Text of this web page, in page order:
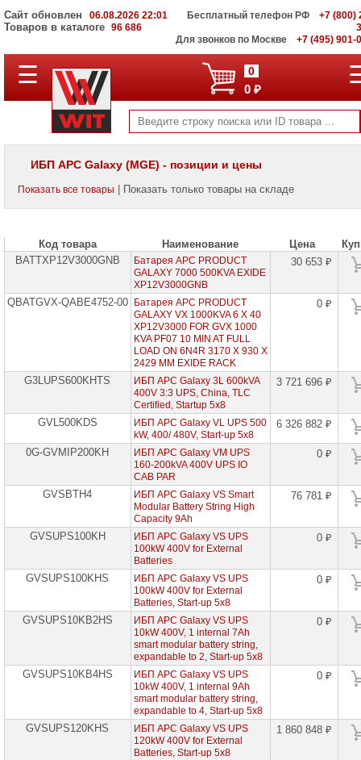
Сайт обновлен 06.08.2026 22:01
Товаров в каталоге 96 686
Бесплатный телефон РФ
+7 (800)
Для звонков по Москве
+7 (495) 901-
ПОЛНЫЙ
КАТАЛОГ
Корпоративные
серверы
WIT
Системы
данных
Мониторы
панели
проекторов
Brand
Name
Моноблоки
Name
плоттеры
МФУ
Серверы
Brand
сетевое
сетевое
☰ 0
0 ₽
ИБП APC Galaxy (MGE) - позиции и цены
Показать все товары | Показать только товары на складе
Код товара Наименование Цена
BATTXP12V3000GNB
Батарея APC PRODUCT
GALAXY 7000 500KVA EXIDE
XP12V3000GNB
30 653 ₽
QBATGVX-QABE4752-00
Батарея APC PRODUCT
GALAXY VX 1000KVA 6 X 40
XP12V3000 FOR GVX 1000
KVA PF07 10 MIN AT FULL
LOAD ON 6N4R 3170 X 930 X
2429 MM EXIDE RACK
0 ₽
G3LUPS600KHTS
ИБП APC Galaxy 3L 600kVA
400V 3:3 UPS, China, TLC
Certified, Startup 5x8
3 721 696 ₽
GVL500KDS
ИБП APC Galaxy VL UPS 500
kW, 400/ 480V, Start-up 5x8
6 326 882 ₽
0G-GVMIP200KH
ИБП APC Galaxy VM UPS
160-200kVA 400V UPS IO
CAB PAR
0 ₽
GVSBTH4
ИБП APC Galaxy VS Smart
Modular Battery String High
Capacity 9Ah
76 781 ₽
GVSUPS100KH
ИБП APC Galaxy VS UPS
100kW 400V for External
Batteries
0 ₽
GVSUPS100KHS
ИБП APC Galaxy VS UPS
100kW 400V for External
Batteries, Start-up 5x8
0 ₽
GVSUPS10KB2HS
ИБП APC Galaxy VS UPS
10kW 400V, 1 internal 7Ah
smart modular battery string,
expandable to 2, Start-up 5x8
0 ₽
GVSUPS10KB4HS
ИБП APC Galaxy VS UPS
10kW 400V, 1 internal 9Ah
smart modular battery string,
expandable to 4, Start-up 5x8
0 ₽
GVSUPS120KHS
ИБП APC Galaxy VS UPS
120kW 400V for External
Batteries, Start-up 5x8
1 860 848 ₽